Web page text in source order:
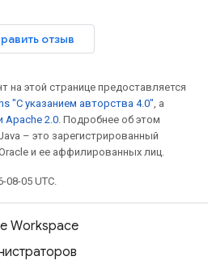
отзыв
на этой странице предоставляется
"С указанием авторства 4.0", а
Apache 2.0. Подробнее об этом
– это зарегистрированный
и ее аффилированных лиц.
08-05 UTC.
Workspace